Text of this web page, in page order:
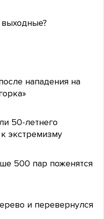
нападения на
50-летнего
экстремизму
500 пар поженятся
и перевернулся